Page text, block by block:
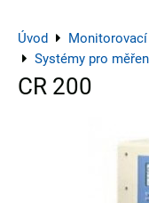
Úvod
Systémy pro
CR 200